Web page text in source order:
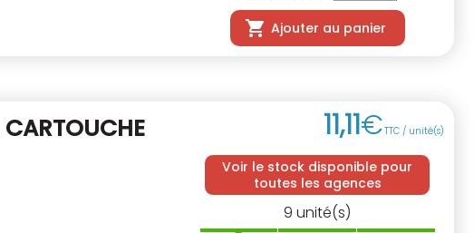
Ajouter au panier
CARTOUCHE
11,11€TTC / unité(s)
Voir le stock disponible pour
toutes les agences
9 unité(s)